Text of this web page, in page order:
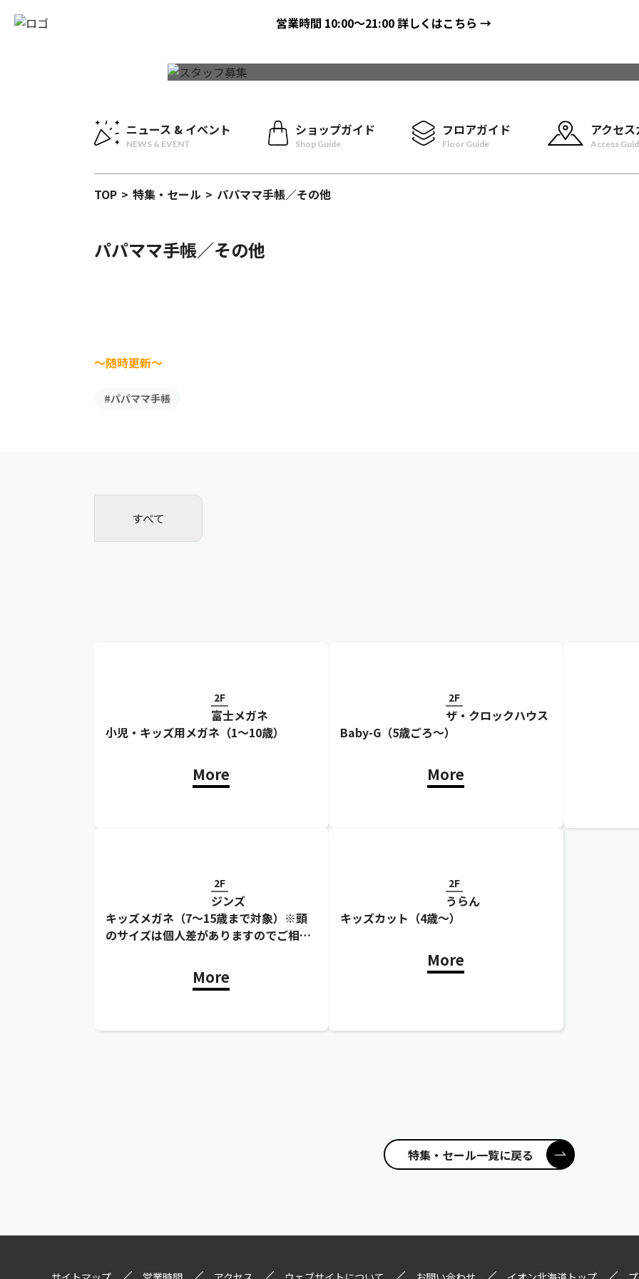
営業時間 10:00〜21:00詳しくはこちら →
ニュース & イベント
NEWS & EVENT
ショップガイド
Shop Guide
フロアガイド
Floor Guide
アクセ
Access
TOP > 特集・セール > パパママ手帳／その他
パパママ手帳／その他
～随時更新～
#パパママ手帳
すべて
2F
富士メガネ
小児・キッズ用メガネ（1～10歳）
More
2F
ザ・クロックハウス
Baby-G（5歳ごろ～）
More
2F
ジンズ
キッズメガネ（7～15歳まで対象）※頭
のサイズは個人差がありますのでご相談
More
2F
うらん
キッズカット（4歳～）
More
特集・セール一覧に戻る